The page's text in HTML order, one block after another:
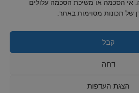
אי הסכמה או משיכת הסכמה עלולים
של תכונות מסוימות באתר.
קבל
דחה
הצגת העדפות
מדיניות קובצי Cookie